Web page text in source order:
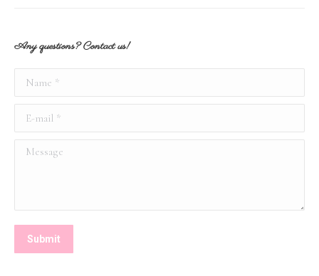
Any questions? Contact us!
Message
Submit